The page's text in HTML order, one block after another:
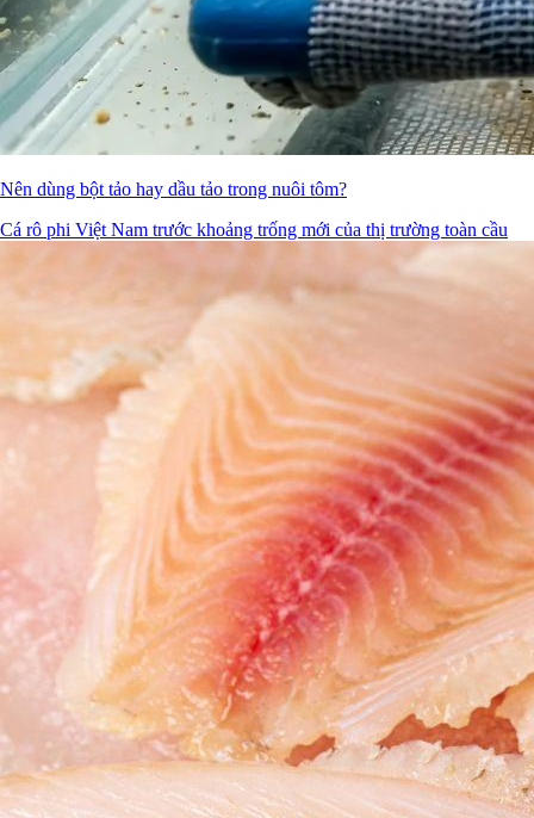
Nên dùng bột tảo hay dầu tảo trong nuôi tôm?
Cá rô phi Việt Nam trước khoảng trống mới của thị trường toàn cầu